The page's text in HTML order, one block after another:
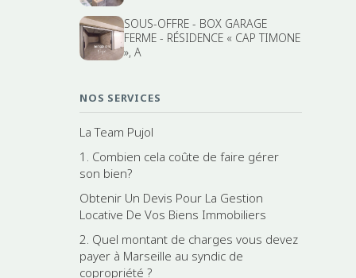
SOUS-OFFRE - BOX GARAGE
FERME - RÉSIDENCE « CAP TIMONE
», A
NOS SERVICES
La Team Pujol
1. Combien cela coûte de faire gérer
son bien?
Obtenir Un Devis Pour La Gestion
Locative De Vos Biens Immobiliers
2. Quel montant de charges vous devez
payer à Marseille au syndic de
copropriété ?